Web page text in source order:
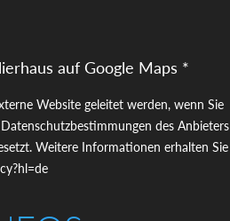
auf Google Maps *
Website geleitet werden, wenn Sie
des Anbieters
Weitere Informationen erhalten Sie